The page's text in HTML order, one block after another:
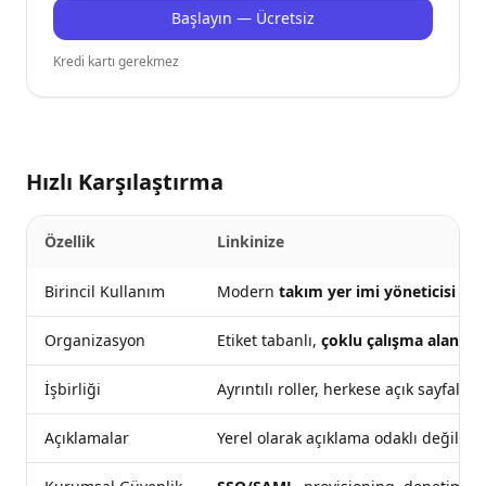
Başlayın — Ücretsiz
Kredi kartı gerekmez
Hızlı Karşılaştırma
Özellik Linkinize
Birincil Kullanım Modern takım yer imi yöneticisi
Organizasyon Etiket tabanlı, çoklu çalışma alanları
İşbirliği Ayrıntılı roller, herkese açık sayfalar,
Açıklamalar Yerel olarak açıklama odaklı değil